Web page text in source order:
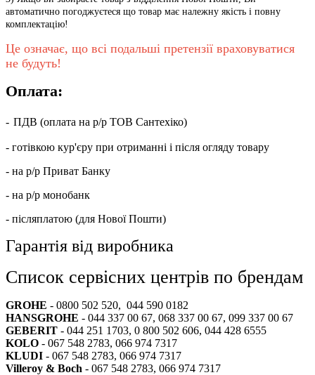
автоматично погоджуєтеся що товар має належну якість і повну
комплектацію!
Це означає, що всі подальші претензії враховуватися
не будуть!
Оплата:
- ПДВ (оплата на р/р ТОВ Сантехіко)
- готівкою кур'єру при отриманні і після огляду товару
- на р/р Приват Банку
- на р/р монобанк
- післяплатою (для Нової Пошти)
Гарантія від виробника
Список сервісних центрів по брендам
GROHE - 0800 502 520, 044 590 0182
HANSGROHE - 044 337 00 67, 068 337 00 67, 099 337 00 67
GEBERIT - 044 251 1703, 0 800 502 606, 044 428 6555
KOLO - 067 548 2783, 066 974 7317
KLUDI - 067 548 2783, 066 974 7317
Villeroy & Boch - 067 548 2783, 066 974 7317